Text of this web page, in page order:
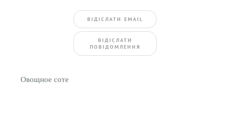
ВIДIСЛАТИ EMAIL
BIДIСЛАТИ
ПОВIДОМЛЕННЯ
Овощное соте